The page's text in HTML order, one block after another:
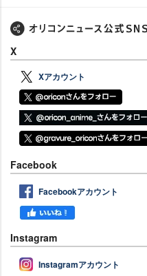
X
Xアカウント
Facebook
Facebookアカウント
Instagram
Instagramアカウント